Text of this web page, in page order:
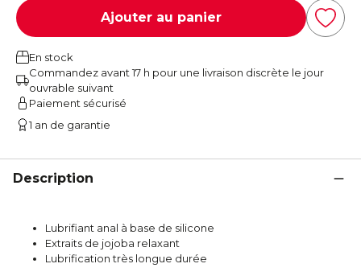
Ajouter au panier
En stock
Commandez avant 17 h pour une livraison discrète le jour
ouvrable suivant
Paiement sécurisé
1 an de garantie
Description
Lubrifiant anal à base de silicone
Extraits de jojoba relaxant
Lubrification très longue durée